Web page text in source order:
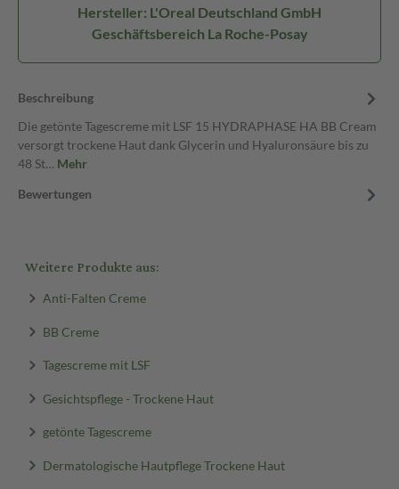
Hersteller: L'Oreal Deutschland GmbH
Geschäftsbereich La Roche-Posay
Beschreibung
Die getönte Tagescreme mit LSF 15 HYDRAPHASE HA BB Cream
versorgt trockene Haut dank Glycerin und Hyaluronsäure bis zu
48 St… Mehr
Bewertungen
Weitere Produkte aus:
Anti-Falten Creme
BB Creme
Tagescreme mit LSF
Gesichtspflege - Trockene Haut
getönte Tagescreme
Dermatologische Hautpflege Trockene Haut